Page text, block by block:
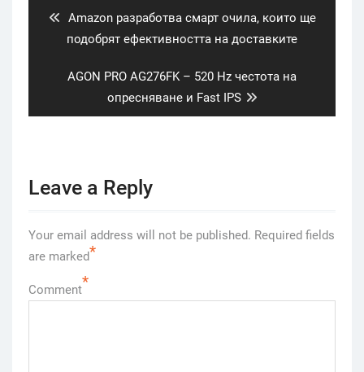
Previous
post:
Amazon разработва смарт очила, които ще
подобрят ефективността на доставките
Next
AGON PRO AG276FK – 520 Hz честота на
опресняване и Fast IPS
Leave a Reply
Your email address will not be published. Required fields
are marked*
Comment*